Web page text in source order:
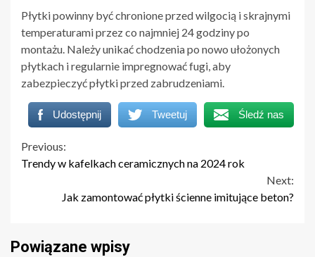
Płytki powinny być chronione przed wilgocią i skrajnymi
temperaturami przez co najmniej 24 godziny po
montażu. Należy unikać chodzenia po nowo ułożonych
płytkach i regularnie impregnować fugi, aby
zabezpieczyć płytki przed zabrudzeniami.
Udostępnij Tweetuj Śledź nas
Continue
Previous:
Trendy w kafelkach ceramicznych na 2024 rok
Next:
Jak zamontować płytki ścienne imitujące beton?
Powiązane wpisy